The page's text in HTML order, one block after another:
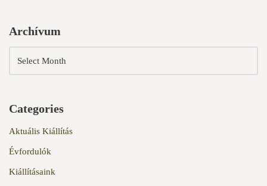
Archívum
Categories
Aktuális Kiállítás
Évfordulók
Kiállításaink